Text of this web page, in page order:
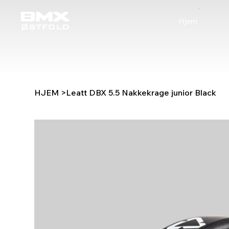
HJEM >Leatt DBX 5.5 Nakkekrage junior Black